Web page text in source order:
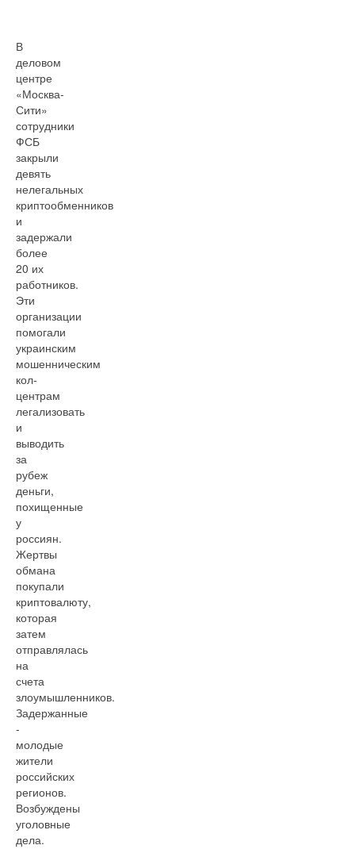
В
деловом
центре
«Москва-
Сити»
сотрудники
ФСБ
закрыли
девять
нелегальных
криптообменников
и
задержали
более
20 их
работников.
Эти
организации
помогали
украинским
мошенническим
кол-
центрам
легализовать
и
выводить
за
рубеж
деньги,
похищенные
у
россиян.
Жертвы
обмана
покупали
криптовалюту,
которая
затем
отправлялась
на
счета
злоумышленников.
Задержанные
-
молодые
жители
российских
регионов.
Возбуждены
уголовные
дела.